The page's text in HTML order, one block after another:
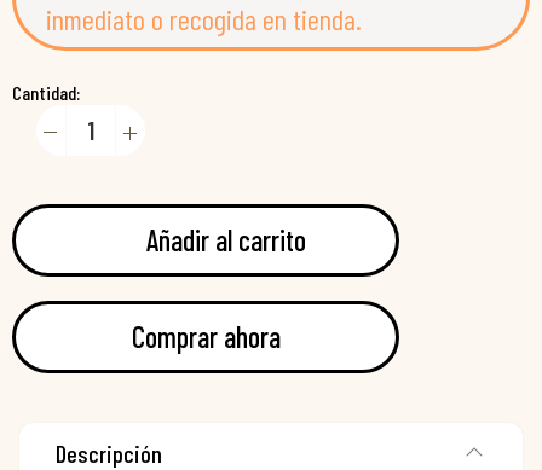
inmediato o recogida en tienda.
Cantidad:
Añadir al carrito
Comprar ahora
Descripción